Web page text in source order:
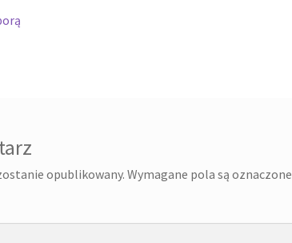
opublikowany.Wymagane pola są oznaczone